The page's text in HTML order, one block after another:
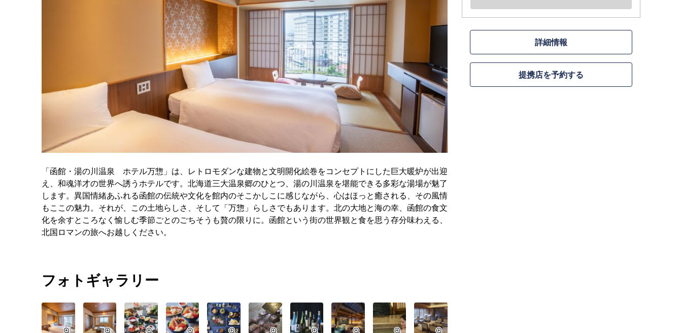
詳細情報
提携店を予約する
「函館・湯の川温泉 ホテル万惣」は、レトロモダンな建物と文明開化絵巻をコンセプトにした巨大暖炉が出迎
え、和魂洋才の世界へ誘うホテルです。北海道三大温泉郷のひとつ、湯の川温泉を堪能できる多彩な湯場が魅了
します。異国情緒あふれる函館の伝統や文化を館内のそこかしこに感じながら、心はほっと癒される、その風情
もここの魅力。それが、この土地らしさ、そして「万惣」らしさでもあります。北の大地と海の幸、函館の食文
化を余すところなく愉しむ季節ごとのごちそうも贅の限りに。函館という街の世界観と食を思う存分味わえる、
北国ロマンの旅へお越しください。
フォトギャラリー